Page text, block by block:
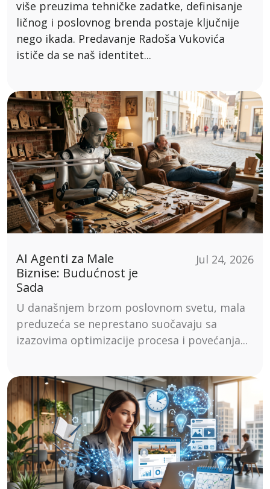
više preuzima tehničke zadatke, definisanje
ličnog i poslovnog brenda postaje ključnije
nego ikada. Predavanje Radoša Vukovića
ističe da se naš identitet...
AI Agenti za Male
Biznise: Budućnost je
Sada
Jul 24, 2026
U današnjem brzom poslovnom svetu, mala
preduzeća se neprestano suočavaju sa
izazovima optimizacije procesa i povećanja...